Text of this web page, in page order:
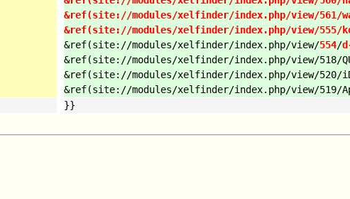
&ref(site://modules/xelfinder/index.php/view/561/
&ref(site://modules/xelfinder/index.php/view/555/
&ref(site://modules/xelfinder/index.php/view/554/
&ref(site://modules/xelfinder/index.php/view/518/
&ref(site://modules/xelfinder/index.php/view/520/
&ref(site://modules/xelfinder/index.php/view/519/
}}